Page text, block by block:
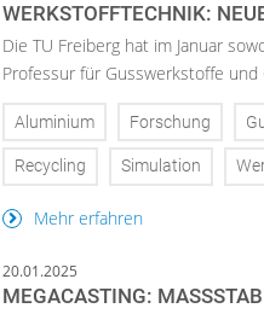
WERKSTOFFTECHNIK:
Die TU Freiberg hat im Januar
Professur für Gusswerkstoffe
Aluminium Forschung
Recycling Simulation
Mehr erfahren
20.01.2025
MEGACASTING: MASSSTAB